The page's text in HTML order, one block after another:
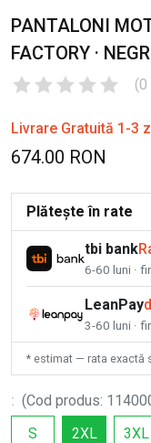
PANTALONI
FACTORY ·
(0
Livrare Gratuită 1-3
674.00 RON
Plătește în rate
tbi bank
6-60 luni ·
LeanPay
3-60 luni ·
* estimat — rata exactă
: (Cod produs:
S
2XL 3XL